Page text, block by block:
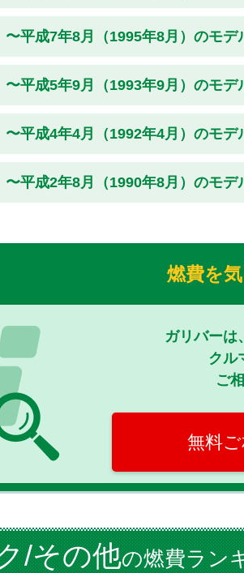
平成7年8月（1995年8月）のモデ
平成5年9月（1993年9月）のモデ
平成4年4月（1992年4月）のモデ
平成2年8月（1990年8月）のモデ
燃費を
ガリバーは
クル
ご
無料
/その他の燃費ラン